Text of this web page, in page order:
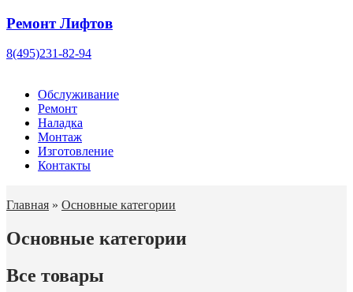
Ремонт Лифтов
8(495)231-82-94
Обслуживание
Ремонт
Наладка
Монтаж
Изготовление
Контакты
Главная » Основные категории
Основные категории
Все товары